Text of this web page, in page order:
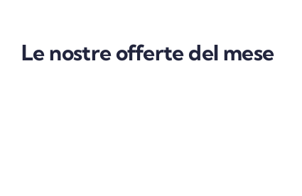
Le nostre offerte del mese